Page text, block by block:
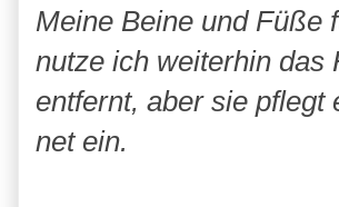
Meine Beine und Füße
nutze ich weiterhin das
entfernt, aber sie
net ein.